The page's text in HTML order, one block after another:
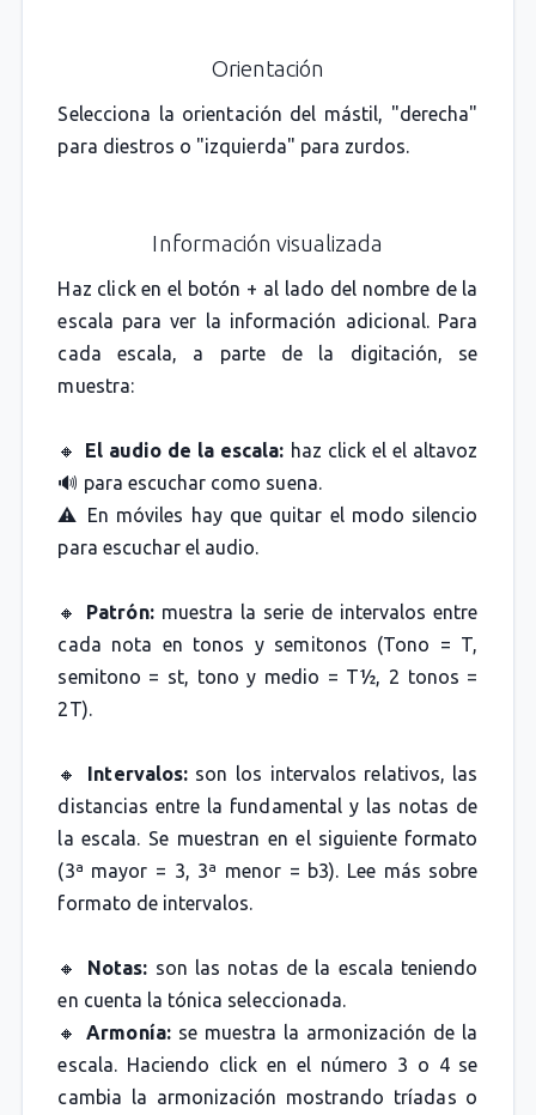
Orientación
Selecciona la orientación del mástil, "derecha"
para diestros o "izquierda" para zurdos.
Información visualizada
Haz click en el botón + al lado del nombre de la
escala para ver la información adicional. Para
cada escala, a parte de la digitación, se
muestra:
🔸 El audio de la escala: haz click el el altavoz
🔊 para escuchar como suena.
⚠️ En móviles hay que quitar el modo silencio
para escuchar el audio.
🔸 Patrón:muestra la serie de intervalos entre
cada nota en tonos y semitonos (Tono = T,
semitono = st, tono y medio = T½, 2 tonos =
2T).
🔸 Intervalos:son los intervalos relativos, las
distancias entre la fundamental y las notas de
la escala. Se muestran en el siguiente formato
(3ª mayor = 3, 3ª menor = b3). Lee más sobre
formato de intervalos.
🔸 Notas: son las notas de la escala teniendo
en cuenta la tónica seleccionada.
🔸Armonía:se muestra la armonización de la
escala. Haciendo click en el número 3 o 4 se
cambia la armonización mostrando tríadas o